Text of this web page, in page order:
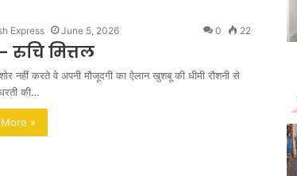
Express June 5, 2026 0 22
मित्तल
नहीं करते वे अपनी मौजूदगी का ऐलान खुशबू की धीमी रौशनी से
की…
»